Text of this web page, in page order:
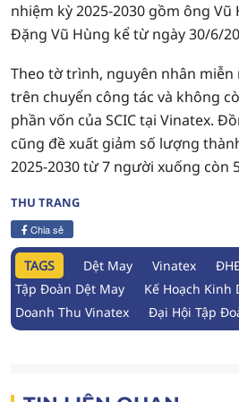
nhiệm kỳ 2025-2030 gồm ông Vũ
Đặng Vũ Hùng kể từ ngày 30/6/
Theo tờ trình, nguyên nhân
trên chuyển công tác và không
phần vốn của SCIC tại Vinatex.
cũng đề xuất giảm số lượng
2025-2030 từ 7 người xuống còn
THU TRANG
Chia sẻ
TAGS Dệt May Vinatex
Tập Đoàn Dệt May
Kế Hoạch Kinh
Doanh Thu Vinatex
Đại Hội Tập